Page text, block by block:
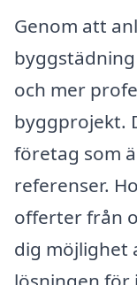
Genom att
och mer
byggprojekt.
företag som
referenser.
offerter från
dig möjlighet